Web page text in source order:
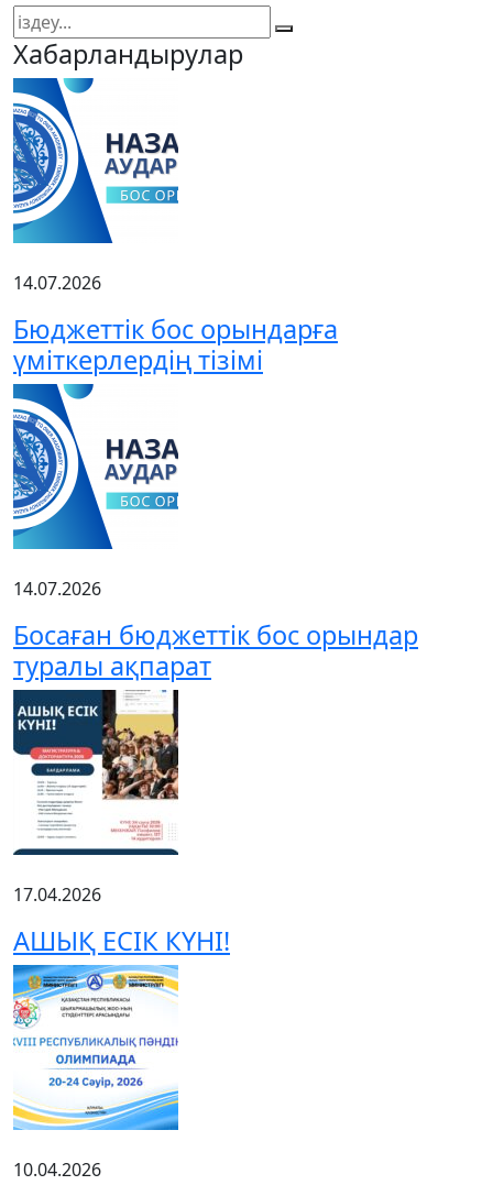
Хабарландырулар
14.07.2026
Бюджеттік бос орындарға
үміткерлердің тізімі
14.07.2026
Босаған бюджеттік бос орындар
туралы ақпарат
17.04.2026
АШЫҚ ЕСІК КҮНІ!
10.04.2026